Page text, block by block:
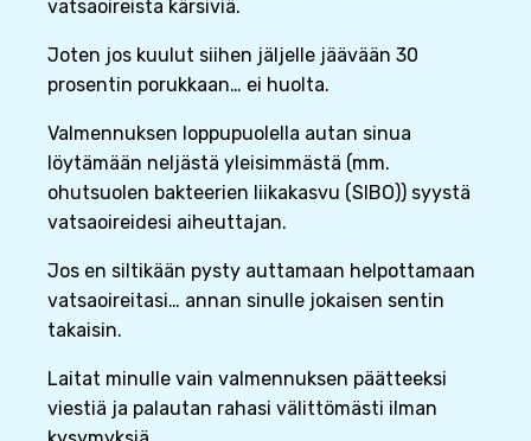
vatsaoireista kärsiviä.
Joten jos kuulut siihen jäljelle jäävään 30
prosentin porukkaan… ei huolta.
Valmennuksen loppupuolella autan sinua
löytämään neljästä yleisimmästä (mm.
ohutsuolen bakteerien liikakasvu (SIBO)) syystä
vatsaoireidesi aiheuttajan.
Jos en siltikään pysty auttamaan helpottamaan
vatsaoireitasi… annan sinulle jokaisen sentin
takaisin.
Laitat minulle vain valmennuksen päätteeksi
viestiä ja palautan rahasi välittömästi ilman